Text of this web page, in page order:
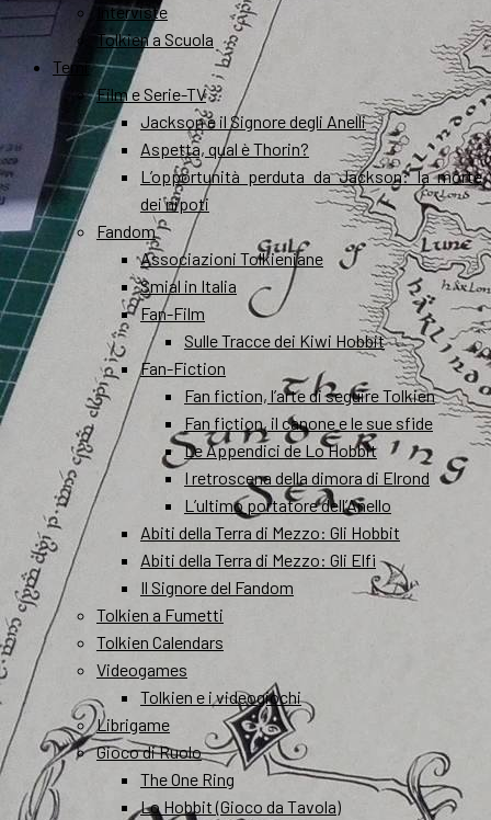
Interviste
Tolkien a Scuola
Temi
Film e Serie-TV
Jackson e il Signore degli Anelli
Aspetta, qual è Thorin?
L’opportunità perduta da Jackson: la morte
dei nipoti
Fandom
Associazioni Tolkieniane
Smial in Italia
Fan-Film
Sulle Tracce dei Kiwi Hobbit
Fan-Fiction
Fan fiction, l’arte di seguire Tolkien
Fan fiction, il canone e le sue sfide
Le Appendici de Lo Hobbit
I retroscena della dimora di Elrond
L’ultimo portatore dell’Anello
Abiti della Terra di Mezzo: Gli Hobbit
Abiti della Terra di Mezzo: Gli Elfi
Il Signore del Fandom
Tolkien a Fumetti
Tolkien Calendars
Videogames
Tolkien e i videogiochi
Librigame
Gioco di Ruolo
The One Ring
Lo Hobbit (Gioco da Tavola)